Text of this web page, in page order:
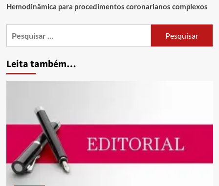
Hemodinâmica para procedimentos coronarianos complexos
Leita também…